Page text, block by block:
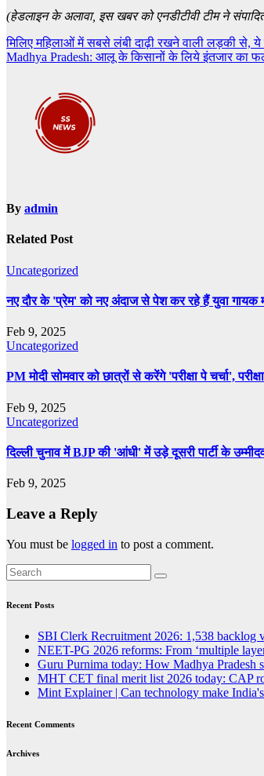
(हेडलाइन के अलावा, इस खबर को एनडीटीवी टीम ने
Post
navigation
मिलिए महिलाओं में सबसे लंबी दाढ़ी रखने वाली लड़की से, ये
Madhya Pradesh: आलू के किसानों के लिये इंतजार का फल
By admin
Related Post
Uncategorized
नए दौर के 'प्रेम' को नए अंदाज से पेश कर रहे हैं युवा गायक
Feb 9, 2025
Uncategorized
PM मोदी सोमवार को छात्रों से करेंगे 'परीक्षा पे चर्चा',
Feb 9, 2025
Uncategorized
दिल्ली चुनाव में BJP की 'आंधी' में उड़े दूसरी पार्टी के
Feb 9, 2025
Leave a Reply
You must be logged in to post a comment.
Recent Posts
SBI Clerk Recruitment 2026: 1,538
NEET-PG 2026 reforms: From ‘multiple
Guru Purnima today: How Madhya Pradesh
MHT CET final merit list 2026 today: CAP
Mint Explainer | Can technology make
Recent Comments
Archives